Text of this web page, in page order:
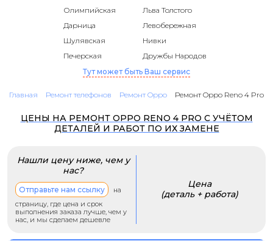
Олимпийская
Льва Толстого
Дарница
Левобережная
Шулявская
Нивки
Печерская
Дружбы Народов
Тут может быть Ваш сервис
Главная Ремонт телефонов Ремонт Oppo Ремонт Oppo Reno 4 Pro
ЦЕНЫ НА РЕМОНТ OPPO RENO 4 PRO С УЧЁТОМ
ДЕТАЛЕЙ И РАБОТ ПО ИХ ЗАМЕНЕ
Нашли цену ниже, чем у
нас?
Отправьте нам ссылку
на
страницу, где цена и срок
выполнения заказа лучше, чем у
нас, и мы сделаем дешевле
Цена
(деталь + работа)